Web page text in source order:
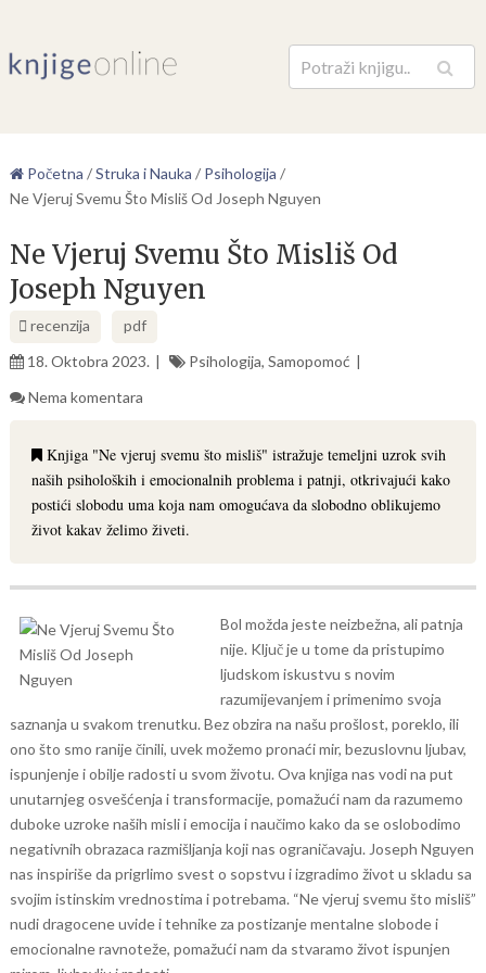
Pretraga
Početna /Struka i Nauka / Psihologija /
Ne Vjeruj Svemu Što Misliš Od Joseph Nguyen
Ne Vjeruj Svemu Što Misliš Od
Joseph Nguyen
recenzija
pdf
18. Oktobra 2023.
Psihologija, Samopomoć
Nema komentara
Knjiga "Ne vjeruj svemu što misliš" istražuje temeljni uzrok svih
naših psiholoških i emocionalnih problema i patnji, otkrivajući kako
postići slobodu uma koja nam omogućava da slobodno oblikujemo
život kakav želimo živeti.
Bol možda jeste neizbežna, ali patnja
nije. Ključ je u tome da pristupimo
ljudskom iskustvu s novim
razumijevanjem i primenimo svoja
saznanja u svakom trenutku. Bez obzira na našu prošlost, poreklo, ili
ono što smo ranije činili, uvek možemo pronaći mir, bezuslovnu ljubav,
ispunjenje i obilje radosti u svom životu. Ova knjiga nas vodi na put
unutarnjeg osvešćenja i transformacije, pomažući nam da razumemo
duboke uzroke naših misli i emocija i naučimo kako da se oslobodimo
negativnih obrazaca razmišljanja koji nas ograničavaju. Joseph Nguyen
nas inspiriše da prigrlimo svest o sopstvu i izgradimo život u skladu sa
svojim istinskim vrednostima i potrebama. “Ne vjeruj svemu što misliš”
nudi dragocene uvide i tehnike za postizanje mentalne slobode i
emocionalne ravnoteže, pomažući nam da stvaramo život ispunjen